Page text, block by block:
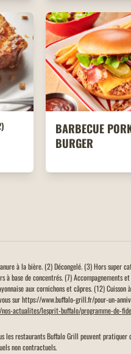
BARBECUE
BURGER
à la bière. (2) Décongelé. (3) Hors super
à base de concentrés. (7)
aux cornichons et câpres. (12)
sur https://www.buffalo-grill.fr/pour-un-
actualites/lesprit-buffalo/programme-de-
les restaurants Buffalo Grill peuvent
non contractuels.